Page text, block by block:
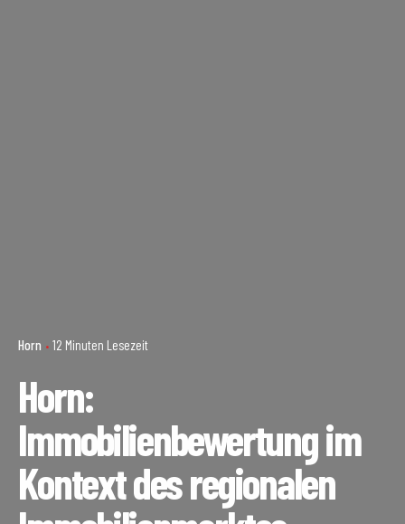
Horn 12 Minuten Lesezeit
Horn:
Immobilienbewertung im
Kontext des regionalen